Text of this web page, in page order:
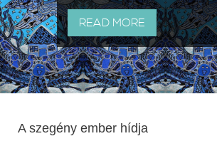
READ MORE
A szegény ember hídja